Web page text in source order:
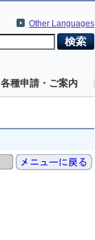
Other Languages
各種申請・ご案内